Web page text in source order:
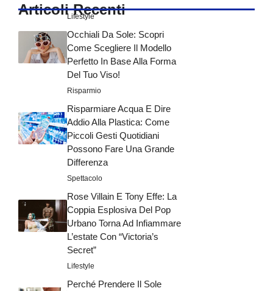
Articoli Recenti
Lifestyle
Occhiali Da Sole: Scopri
Come Scegliere Il Modello
Perfetto In Base Alla Forma
Del Tuo Viso!
Risparmio
Risparmiare Acqua E Dire
Addio Alla Plastica: Come
Piccoli Gesti Quotidiani
Possono Fare Una Grande
Differenza
Spettacolo
Rose Villain E Tony Effe: La
Coppia Esplosiva Del Pop
Urbano Torna Ad Infiammare
L’estate Con “Victoria’s
Secret”
Lifestyle
Perché Prendere Il Sole